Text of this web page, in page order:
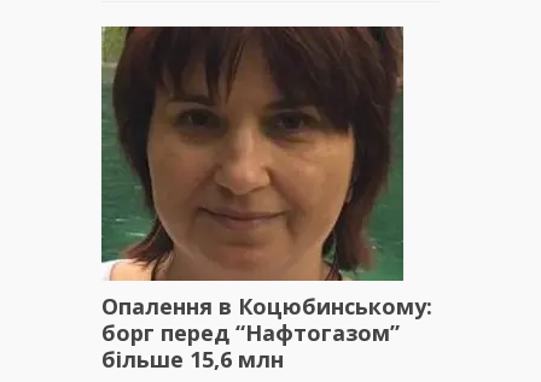
Опалення в Коцюбинському:
борг перед “Нафтогазом”
більше 15,6 млн